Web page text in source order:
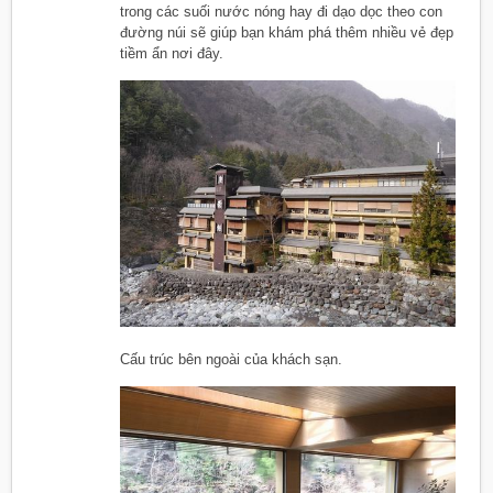
trong các suối nước nóng hay đi dạo dọc theo con
đường núi sẽ giúp bạn khám phá thêm nhiều vẻ đẹp
tiềm ẩn nơi đây.
Cấu trúc bên ngoài của khách sạn.